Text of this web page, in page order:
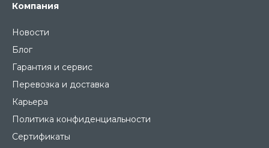
Компания
Новости
Блог
Гарантия и сервис
Перевозка и доставка
Карьера
Политика конфиденциальности
Сертификаты